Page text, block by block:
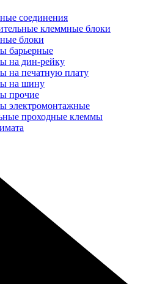
соединения
клеммные блоки
блоки
барьерные
на дин-рейку
на печатную плату
на шину
прочие
электромонтажные
проходные клеммы